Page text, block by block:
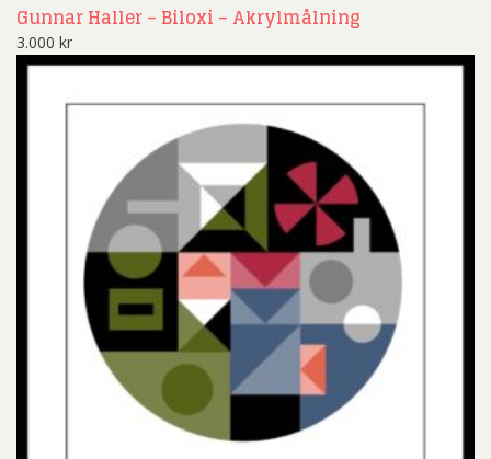
Gunnar Haller – Biloxi – Akrylmålning
3.000 kr